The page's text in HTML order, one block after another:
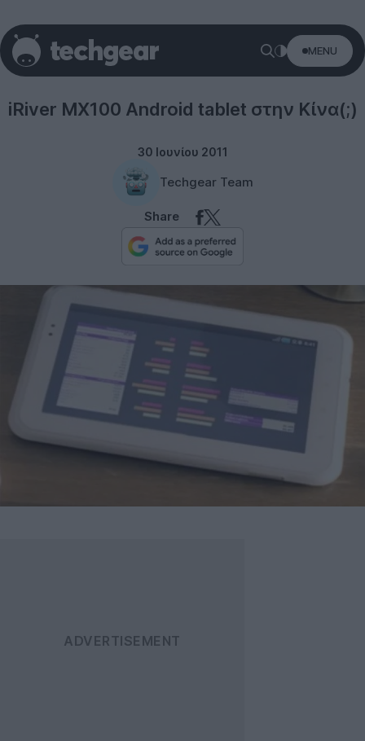
MENU
iRiver MX100 Android tablet στην Κίνα(;)
30 Ιουνίου 2011
Techgear Team
Share